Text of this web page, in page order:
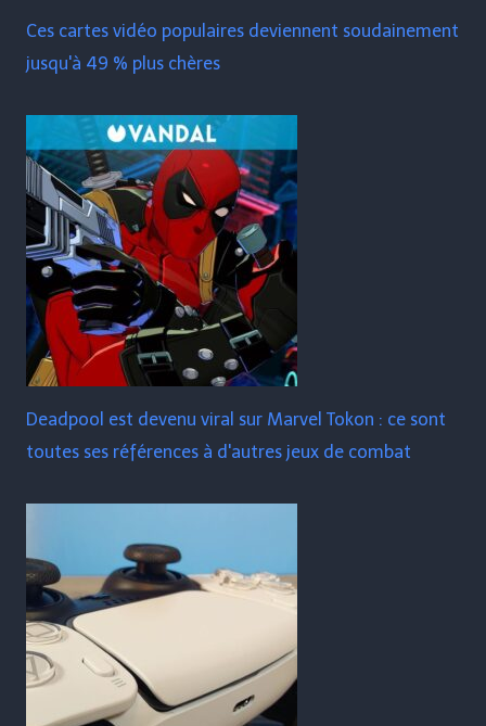
Ces cartes vidéo populaires deviennent soudainement
jusqu'à 49 % plus chères
Deadpool est devenu viral sur Marvel Tokon : ce sont
toutes ses références à d'autres jeux de combat